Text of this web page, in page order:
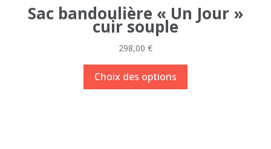
Sac bandoulière « Un Jour »
cuir souple
298,00 €
Choix des options
Ce